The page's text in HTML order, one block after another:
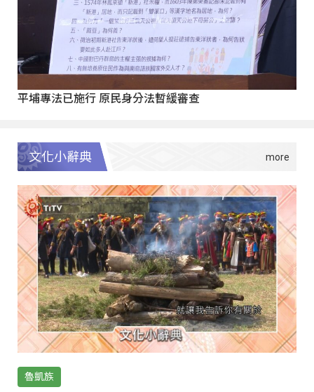
平埔專法已施行 原民身分法暫緩審查
文化小辭典
魯凱族